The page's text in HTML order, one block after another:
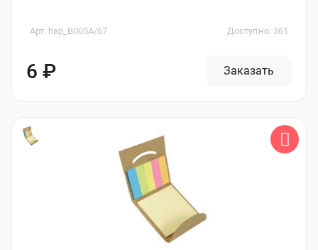
Арт. hap_B005A/67 Доступно: 361
6 ₽ Заказать